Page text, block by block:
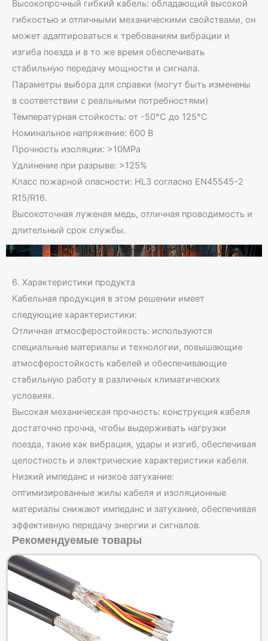
Высокопрочный гибкий кабель: обладающий высокой
гибкостью и отличными механическими свойствами, он
может адаптироваться к требованиям вибрации и
изгиба поезда и в то же время обеспечивать
стабильную передачу мощности и сигнала.
Параметры выбора для справки (могут быть изменены
в соответствии с реальными потребностями)
Температурная стойкость: от -50°C до 125°C
Номинальное напряжение: 600 В
Прочность изоляции: >10MPa
Удлинение при разрыве: >125%
Класс пожарной опасности: HL3 согласно EN45545-2
R15/R16.
Высокоточная луженая медь, отличная проводимость и
длительный срок службы.
6. Характеристики продукта
Кабельная продукция в этом решении имеет
следующие характеристики:
Отличная атмосферостойкость: используются
специальные материалы и технологии, повышающие
атмосферостойкость кабелей и обеспечивающие
стабильную работу в различных климатических
условиях.
Высокая механическая прочность: конструкция кабеля
достаточно прочна, чтобы выдерживать нагрузки
поезда, такие как вибрация, удары и изгиб, обеспечивая
целостность и электрические характеристики кабеля.
Низкий импеданс и низкое затухание:
оптимизированные жилы кабеля и изоляционные
материалы снижают импеданс и затухание, обеспечивая
эффективную передачу энергии и сигналов.
Рекомендуемые товары